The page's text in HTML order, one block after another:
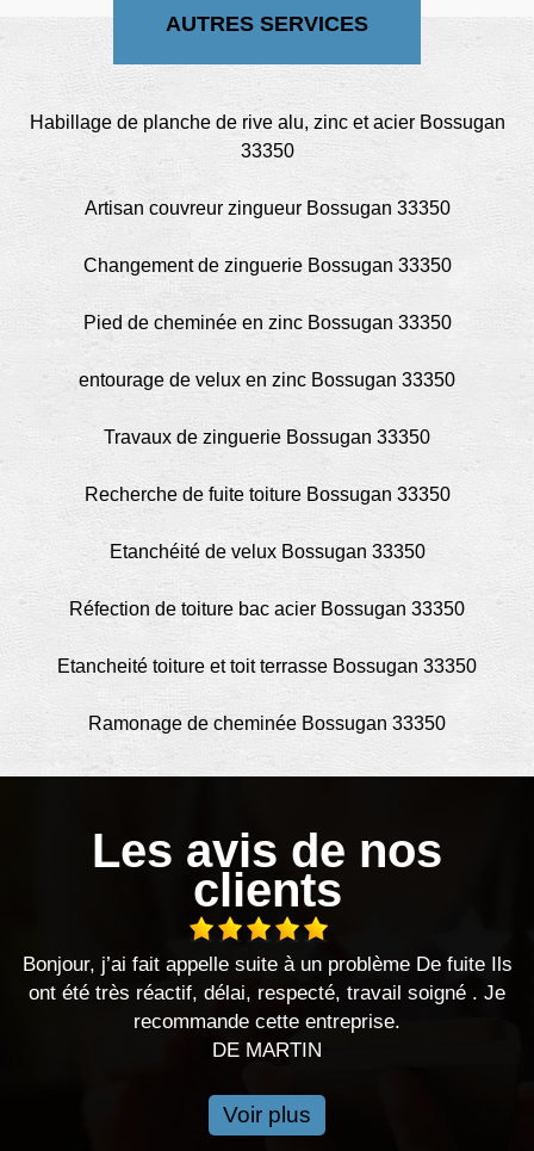
AUTRES SERVICES
Habillage de planche de rive alu, zinc et acier Bossugan
33350
Artisan couvreur zingueur Bossugan 33350
Changement de zinguerie Bossugan 33350
Pied de cheminée en zinc Bossugan 33350
entourage de velux en zinc Bossugan 33350
Travaux de zinguerie Bossugan 33350
Recherche de fuite toiture Bossugan 33350
Etanchéité de velux Bossugan 33350
Réfection de toiture bac acier Bossugan 33350
Etancheité toiture et toit terrasse Bossugan 33350
Ramonage de cheminée Bossugan 33350
Les avis de nos
clients
Bonjour, j’ai fait appelle suite à un problème De fuite Ils
ont été très réactif, délai, respecté, travail soigné . Je
recommande cette entreprise.
DE MARTIN
Voir plus